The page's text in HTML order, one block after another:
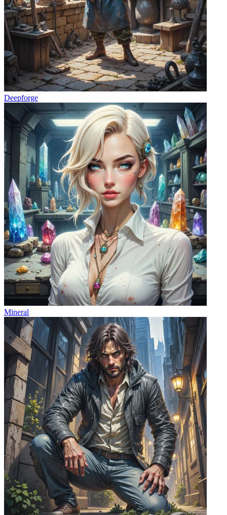
Deepforge
Mineral